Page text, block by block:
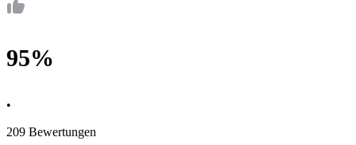
95%
•
209 Bewertungen